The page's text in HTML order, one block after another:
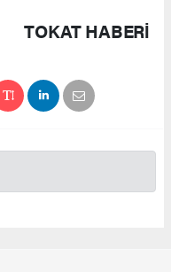
TOKAT HABERİ